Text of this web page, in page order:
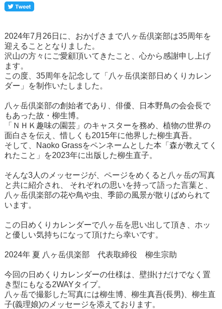
2024年7月26日に、おかげさまで八ヶ岳倶楽部は35周年を
迎えることとなりました。
沢山の方々にご愛顧頂いてきたこと、心から感謝申し上げ
ます。
この度、35周年を記念して「八ヶ岳倶楽部日めくりカレン
ダー」を制作いたしました。
八ヶ岳倶楽部の創始者であり、俳優、日本野鳥の会会長で
もあった故・柳生博。
「ＮＨＫ趣味の園芸」のキャスターを務め、植物の世界の
面白さを伝え、惜しくも2015年に他界した柳生真吾。
そして、Naoko Grassをペンネームとした本「森が教えてく
れたこと」を2023年に出版した柳生直子。
そんな3人のメッセージが、ページをめくると八ヶ岳の写真
と共に紹介され、 それぞれの思いを持って語った言葉と、
八ヶ岳倶楽部の花や鳥や虫、季節の風景が散りばめられて
います。
この日めくりカレンダーで八ヶ岳を思い出して頂き、ホッ
と優しい気持ちになって頂けたら幸いです。
2024年 夏 八ヶ岳倶楽部 代表取締役 柳生宗助
今回の日めくりカレンダーの仕様は、壁掛けだけでなく置
き型にもなる2WAYタイプ。
八ヶ岳で撮影した写真には柳生博、柳生真吾(長男)、柳生直
子(義理娘)のメッセージを添えております。